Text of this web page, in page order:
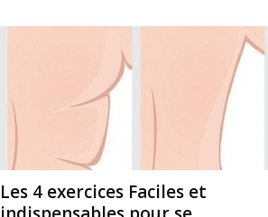
Les 4 exercices Faciles et